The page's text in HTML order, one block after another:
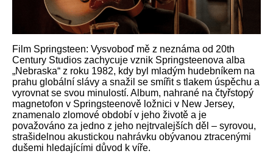
Film Springsteen: Vysvoboď mě z neznáma od 20th
Century Studios zachycuje vznik Springsteenova alba
„Nebraska“ z roku 1982, kdy byl mladým hudebníkem na
prahu globální slávy a snažil se smířit s tlakem úspěchu a
vyrovnat se svou minulostí. Album, nahrané na čtyřstopý
magnetofon v Springsteenově ložnici v New Jersey,
znamenalo zlomové období v jeho životě a je
považováno za jedno z jeho nejtrvalejších děl – syrovou,
strašidelnou akustickou nahrávku obývanou ztracenými
dušemi hledajícími důvod k víře.